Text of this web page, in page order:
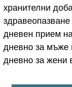
хранителни
дневен прием
дневно за мъже
дневно за жени